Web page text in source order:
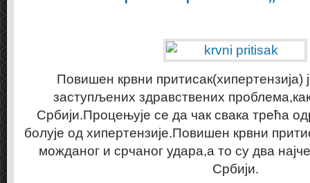
Повишен крвни притисак(хипертензија)
заступљених здравствених
Србији.Процењује се да чак свака трећа
болује од хипертензије.Повишен крвни
можданог и срчаног удара,а то су два
Србији.